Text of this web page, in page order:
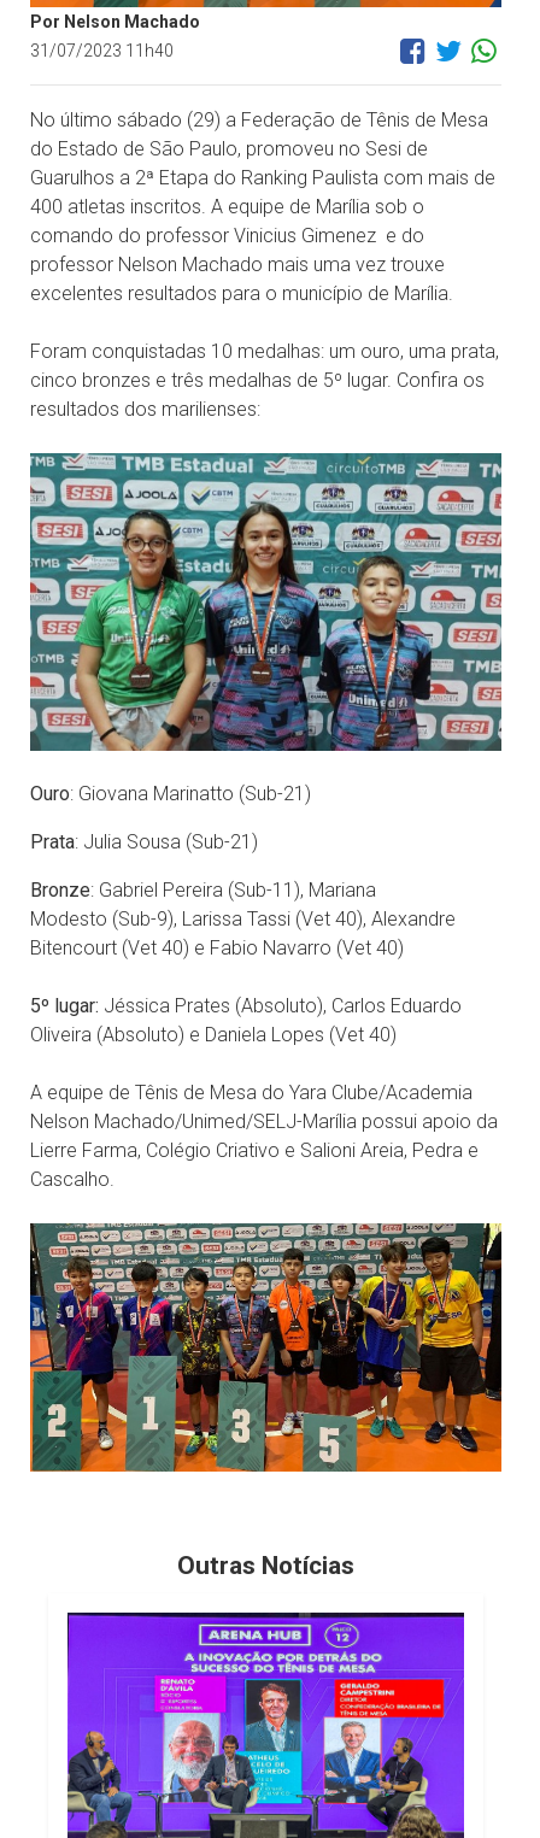
Por Nelson Machado
31/07/2023 11h40
No último sábado (29) a Federação de Tênis de Mesa
do Estado de São Paulo, promoveu no Sesi de
Guarulhos a 2ª Etapa do Ranking Paulista com mais de
400 atletas inscritos. A equipe de Marília sob o
comando do professor Vinicius Gimenez e do
professor Nelson Machado mais uma vez trouxe
excelentes resultados para o município de Marília.
Foram conquistadas 10 medalhas: um ouro, uma prata,
cinco bronzes e três medalhas de 5º lugar. Confira os
resultados dos marilienses:
Ouro: Giovana Marinatto (Sub-21)
Prata: Julia Sousa (Sub-21)
Bronze: Gabriel Pereira (Sub-11), Mariana
Modesto (Sub-9), Larissa Tassi (Vet 40), Alexandre
Bitencourt (Vet 40) e Fabio Navarro (Vet 40)
5º lugar: Jéssica Prates (Absoluto), Carlos Eduardo
Oliveira (Absoluto) e Daniela Lopes (Vet 40)
A equipe de Tênis de Mesa do Yara Clube/Academia
Nelson Machado/Unimed/SELJ-Marília possui apoio da
Lierre Farma, Colégio Criativo e Salioni Areia, Pedra e
Cascalho.
Outras Notícias